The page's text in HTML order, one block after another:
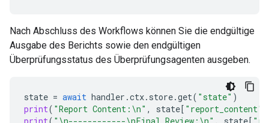
Nach Abschluss des Workflows können Sie die endgültige
Ausgabe des Berichts sowie den endgültigen
Überprüfungsstatus des Überprüfungsagenten ausgeben.
state = await handler .ctx. store.get( "state" )
print( "Report Content: \n" , state[ "report_content"